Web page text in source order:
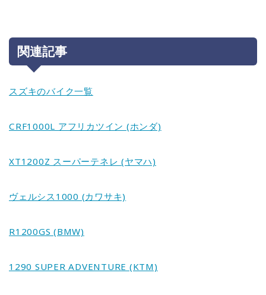
関連記事
スズキのバイク一覧
CRF1000L アフリカツイン (ホンダ)
XT1200Z スーパーテネレ (ヤマハ)
ヴェルシス1000 (カワサキ)
R1200GS (BMW)
1290 SUPER ADVENTURE (KTM)